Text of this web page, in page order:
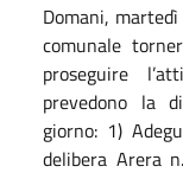
Domani,
comunale
proseguire
prevedono la
giorno: 1)
delibera Arera